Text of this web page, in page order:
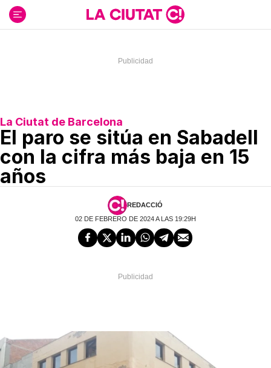
contenido
La Ciutat de Barcelona
El paro se sitúa en Sabadell
con la cifra más baja en 15
años
REDACCIÓ
02 DE FEBRERO DE 2024 A LAS 19:29H